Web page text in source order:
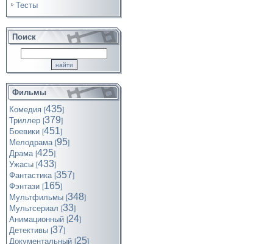
Тесты
Поиск
Фильмы
Комедия [435]
Триллер [379]
Боевики [451]
Мелодрама [95]
Драма [425]
Ужасы [433]
Фантастика [357]
Фэнтази [165]
Мультфильмы [348]
Мультсериал [33]
Анимационный [24]
Детективы [37]
Документальный [25]